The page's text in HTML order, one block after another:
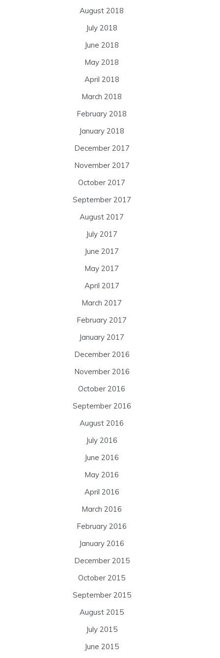
August 2018
July 2018
June 2018
May 2018
April 2018
March 2018
February 2018
January 2018
December 2017
November 2017
October 2017
September 2017
August 2017
July 2017
June 2017
May 2017
April 2017
March 2017
February 2017
January 2017
December 2016
November 2016
October 2016
September 2016
August 2016
July 2016
June 2016
May 2016
April 2016
March 2016
February 2016
January 2016
December 2015
October 2015
September 2015
August 2015
July 2015
June 2015